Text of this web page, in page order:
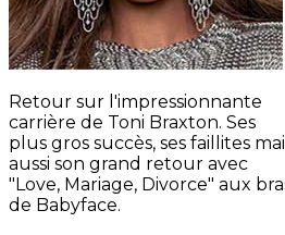
Retour sur l'impressionnante
carrière de Toni Braxton. Ses
plus gros succès, ses faillites
aussi son grand retour avec
"Love, Mariage, Divorce" aux
de Babyface.